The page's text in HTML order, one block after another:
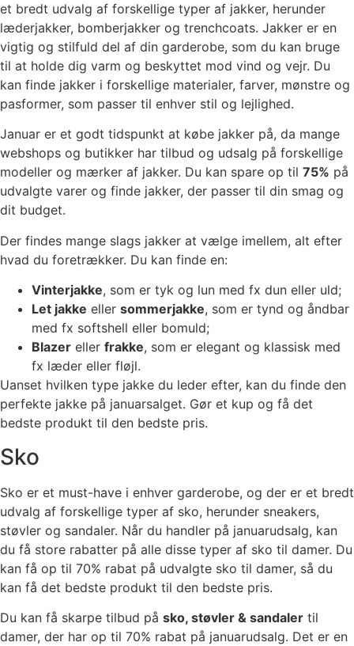
et bredt udvalg af forskellige typer af jakker, herunder
læderjakker, bomberjakker og trenchcoats. Jakker er en
vigtig og stilfuld del af din garderobe, som du kan bruge
til at holde dig varm og beskyttet mod vind og vejr. Du
kan finde jakker i forskellige materialer, farver, mønstre og
pasformer, som passer til enhver stil og lejlighed.
Januar er et godt tidspunkt at købe jakker på, da mange
webshops og butikker har tilbud og udsalg på forskellige
modeller og mærker af jakker. Du kan spare op til 75% på
udvalgte varer og finde jakker, der passer til din smag og
dit budget.
Der findes mange slags jakker at vælge imellem, alt efter
hvad du foretrækker. Du kan finde en:
Vinterjakke, som er tyk og lun med fx dun eller uld;
Let jakke eller sommerjakke, som er tynd og åndbar
med fx softshell eller bomuld;
Blazer eller frakke, som er elegant og klassisk med
fx læder eller fløjl.
Uanset hvilken type jakke du leder efter, kan du finde den
perfekte jakke på januarsalget. Gør et kup og få det
bedste produkt til den bedste pris.
Sko
Sko er et must-have i enhver garderobe, og der er et bredt
udvalg af forskellige typer af sko, herunder sneakers,
støvler og sandaler. Når du handler på januarudsalg, kan
du få store rabatter på alle disse typer af sko til damer. Du
kan få op til 70% rabat på udvalgte sko til damer, så du
kan få det bedste produkt til den bedste pris.
Du kan få skarpe tilbud på sko, støvler & sandaler til
damer, der har op til 70% rabat på januarudsalg. Det er en